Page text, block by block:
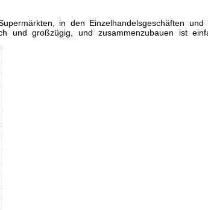
in den Einzelhandelsgeschäften
und großzügig, und zusammenzubauen ist